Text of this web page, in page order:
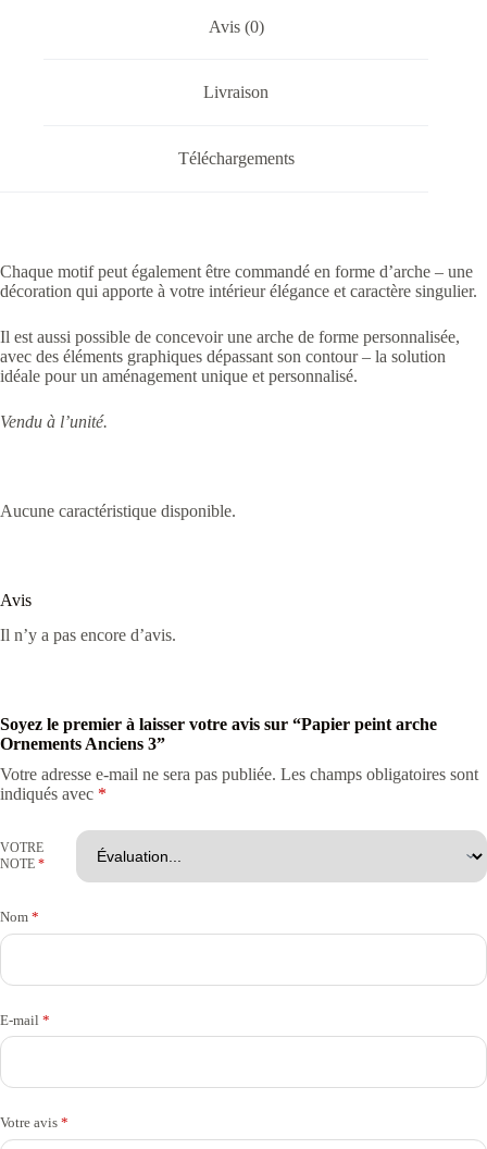
Avis (0)
Livraison
Téléchargements
Chaque motif peut également être commandé en forme d’arche – une
décoration qui apporte à votre intérieur élégance et caractère singulier.
Il est aussi possible de concevoir une arche de forme personnalisée,
avec des éléments graphiques dépassant son contour – la solution
idéale pour un aménagement unique et personnalisé.
Vendu à l’unité.
Aucune caractéristique disponible.
Avis
Il n’y a pas encore d’avis.
Soyez le premier à laisser votre avis sur “Papier peint arche
Ornements Anciens 3”
Votre adresse e-mail ne sera pas publiée. Les champs obligatoires sont
indiqués avec *
VOTRE
NOTE *
Nom *
E-mail *
Votre avis *